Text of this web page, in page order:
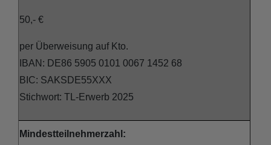
50,- €
per Überweisung auf Kto.
IBAN: DE86 5905 0101 0067 1452 68
BIC: SAKSDE55XXX
Stichwort: TL-Erwerb 2025
Mindestteilnehmerzahl: